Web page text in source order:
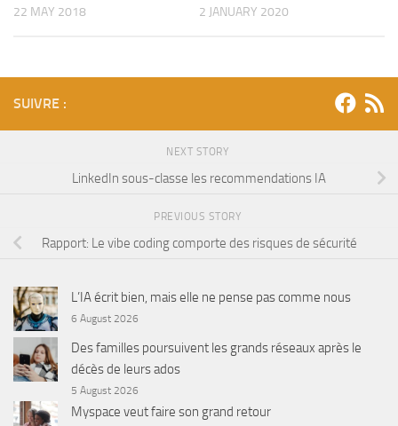
22 MAY 2018 2 JANUARY 2020
SUIVRE :
NEXT STORY
LinkedIn sous-classe les recommendations IA
PREVIOUS STORY
Rapport: Le vibe coding comporte des risques de sécurité
L’IA écrit bien, mais elle ne pense pas comme nous
6 August 2026
Des familles poursuivent les grands réseaux après le
décès de leurs ados
5 August 2026
Myspace veut faire son grand retour